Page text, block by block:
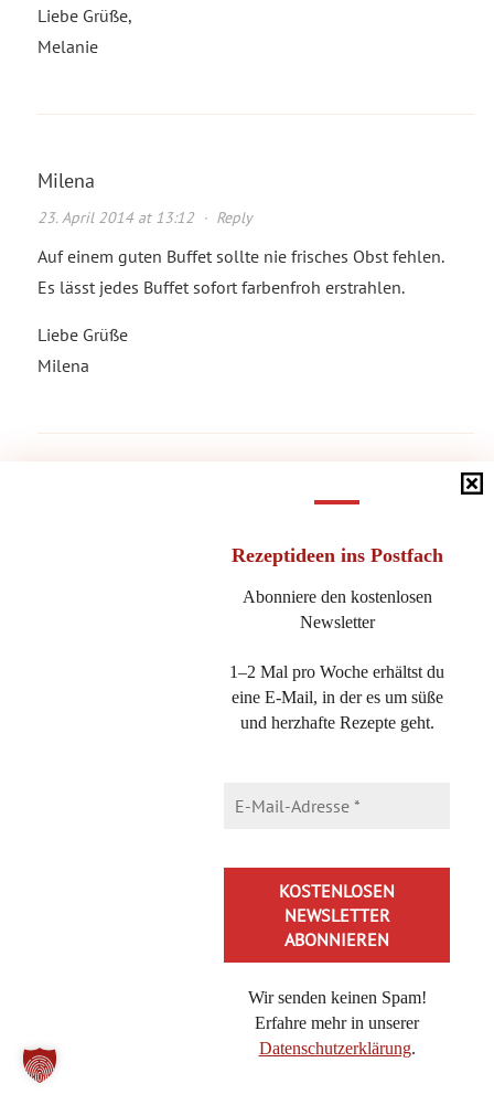
Rezeptideen ins Postfach
Abonniere den kostenlosen
Newsletter
1–2 Mal pro Woche erhältst du
eine E-Mail, in der es um süße
und herzhafte Rezepte geht.
Wir senden keinen Spam!
Erfahre mehr in unserer
Datenschutzerklärung.
Liebe Grüße,
Melanie
Milena
23. April 2014 at 13:12· Reply
Auf einem guten Buffet sollte nie frisches Obst fehlen.
Es lässt jedes Buffet sofort farbenfroh erstrahlen.
Liebe Grüße
Milena
Ich mag die Bücher vom Callwey Verlag auch sehr gerne,
fehlen mir auch noch einige Exemplare wie z.B. dieses
23. April 2014 at 13:45
Was ist das denn für ein olles Buch?! Das muss irgendwie